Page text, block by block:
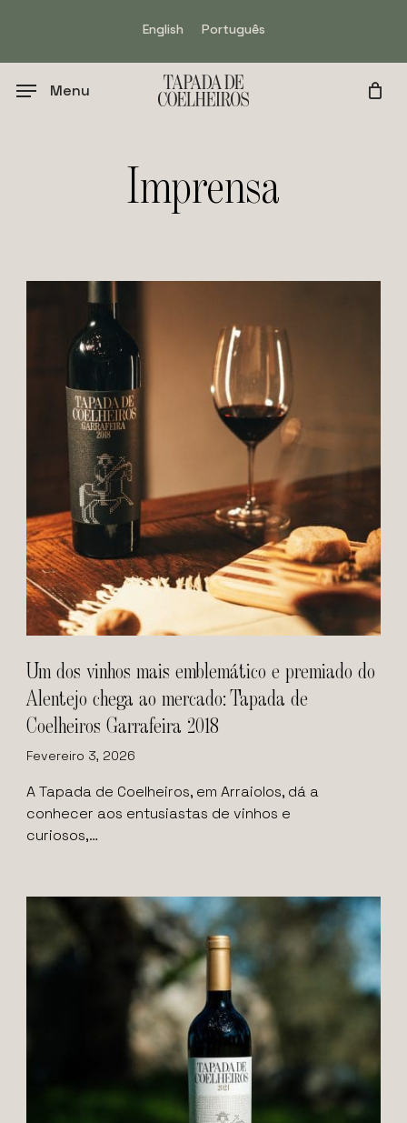
English Português
Menu
Imprensa
Um dos vinhos mais emblemático e premiado do
Alentejo chega ao mercado: Tapada de
Coelheiros Garrafeira 2018
Fevereiro 3, 2026
A Tapada de Coelheiros, em Arraiolos, dá a
conhecer aos entusiastas de vinhos e
curiosos,…